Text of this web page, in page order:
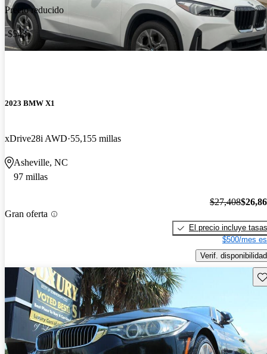
Precio reducido
-$543
2023 BMW X1
xDrive28i AWD 55,155 millas
Asheville, NC
97 millas
Gran oferta
$27,408
El precio incluye tasas
$500/mes
Verif. disponibilidad